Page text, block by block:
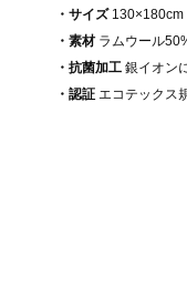
・サイズ130×180cm
・素材ラムウール
・抗菌加工 銀イオン
・認証 エコテックス